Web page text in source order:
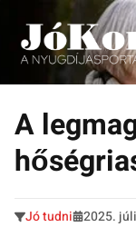
Tovább
tartalomra
Tudnivalók,
A
Jó tudni 2025.